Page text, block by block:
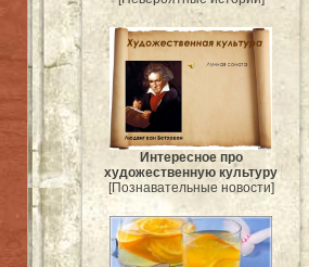
Интересное про
художественную культуру
[Познавательные новости]